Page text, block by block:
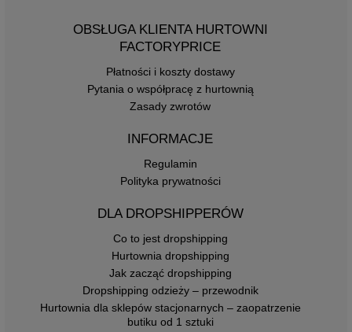
OBSŁUGA KLIENTA HURTOWNI
FACTORYPRICE
Płatności i koszty dostawy
Pytania o współpracę z hurtownią
Zasady zwrotów
INFORMACJE
Regulamin
Polityka prywatności
DLA DROPSHIPPERÓW
Co to jest dropshipping
Hurtownia dropshipping
Jak zacząć dropshipping
Dropshipping odzieży – przewodnik
Hurtownia dla sklepów stacjonarnych – zaopatrzenie
butiku od 1 sztuki